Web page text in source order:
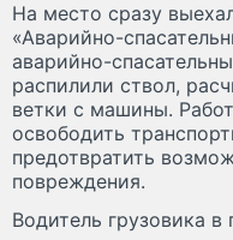
На место сразу
«Аварийно-
аварийно-
распилили ствол,
ветки с машины.
освободить
предотвратить
повреждения.
Водитель грузовика